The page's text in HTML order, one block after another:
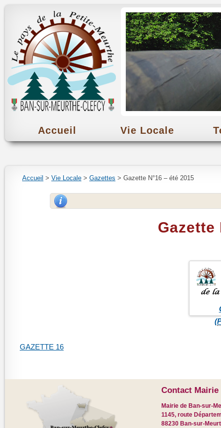
Accueil Vie Locale
Accueil > Vie Locale > Gazettes > Gazette N°16 – été 2015
Gazette
(
GAZETTE 16
Contact Mairie
Mairie de Ban-sur-
1145, route
88230 Ban-sur-